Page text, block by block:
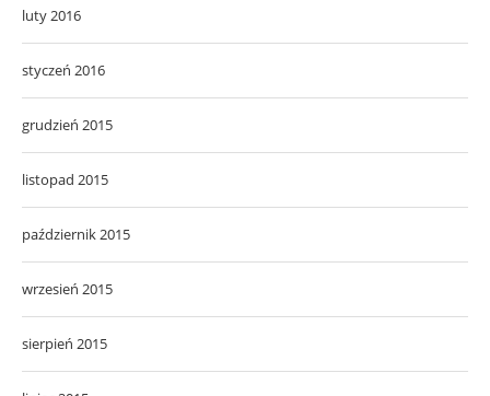
luty 2016
styczeń 2016
grudzień 2015
listopad 2015
październik 2015
wrzesień 2015
sierpień 2015